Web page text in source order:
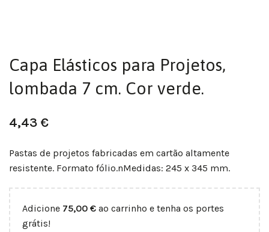
Capa Elásticos para Projetos,
lombada 7 cm. Cor verde.
4,43 €
Pastas de projetos fabricadas em cartão altamente
resistente. Formato fólio.nMedidas: 245 x 345 mm.
Adicione 75,00 € ao carrinho e tenha os portes
grátis!